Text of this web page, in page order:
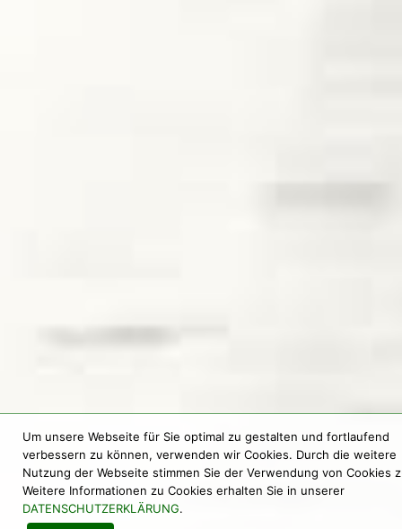
Um unsere Webseite für Sie optimal zu gestalten und fortlaufend
verbessern zu können, verwenden wir Cookies. Durch die weitere
Nutzung der Webseite stimmen Sie der Verwendung von Cookies
Weitere Informationen zu Cookies erhalten Sie in unserer
DATENSCHUTZERKLÄRUNG.